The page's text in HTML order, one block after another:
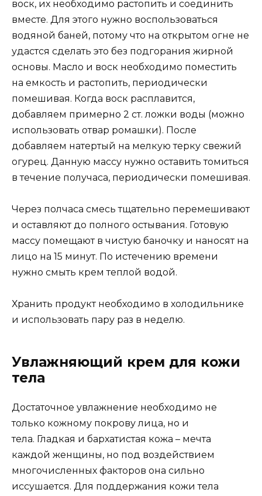
воск, их необходимо растопить и соединить
вместе. Для этого нужно воспользоваться
водяной баней, потому что на открытом огне не
удастся сделать это без подгорания жирной
основы. Масло и воск необходимо поместить
на емкость и растопить, периодически
помешивая. Когда воск расплавится,
добавляем примерно 2 ст. ложки воды (можно
использовать отвар ромашки). После
добавляем натертый на мелкую терку свежий
огурец. Данную массу нужно оставить томиться
в течение получаса, периодически помешивая.
Через полчаса смесь тщательно перемешивают
и оставляют до полного остывания. Готовую
массу помещают в чистую баночку и наносят на
лицо на 15 минут. По истечению времени
нужно смыть крем теплой водой.
Хранить продукт необходимо в холодильнике
и использовать пару раз в неделю.
Увлажняющий крем для кожи
тела
Достаточное увлажнение необходимо не
только кожному покрову лица, но и
тела. Гладкая и бархатистая кожа – мечта
каждой женщины, но под воздействием
многочисленных факторов она сильно
иссушается. Для поддержания кожи тела